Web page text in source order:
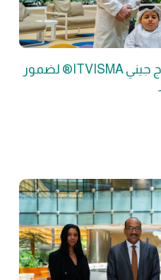
سدرة للطب يقدم أول علاج جيني ITVISMA® لضمور